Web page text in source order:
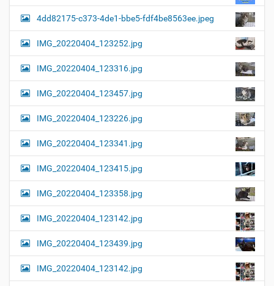
l
r
e
…
g
a
t
i
o
n
4dd82175-c373-4de1-bbe5-fdf4be8563ee.jpeg
IMG_20220404_123252.jpg
IMG_20220404_123316.jpg
IMG_20220404_123457.jpg
IMG_20220404_123226.jpg
IMG_20220404_123341.jpg
IMG_20220404_123415.jpg
IMG_20220404_123358.jpg
IMG_20220404_123142.jpg
IMG_20220404_123439.jpg
IMG_20220404_123142.jpg